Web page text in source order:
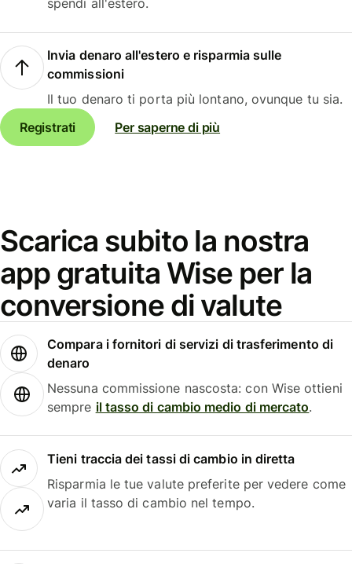
spendi all'estero.
Invia denaro all'estero e risparmia sulle
commissioni
Il tuo denaro ti porta più lontano, ovunque tu sia.
Registrati
Per saperne di più
Scarica subito la nostra
app gratuita Wise per la
conversione di valute
Compara i fornitori di servizi di trasferimento di
denaro
Nessuna commissione nascosta: con Wise ottieni
sempre il tasso di cambio medio di mercato.
Tieni traccia dei tassi di cambio in diretta
Risparmia le tue valute preferite per vedere come
varia il tasso di cambio nel tempo.